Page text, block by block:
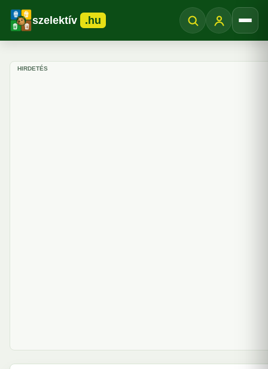
szelektív .hu
HIRDETÉS